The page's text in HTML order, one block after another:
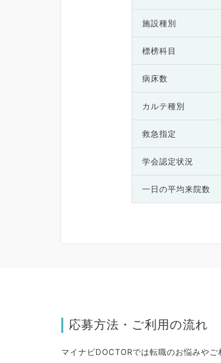
施設種別
標榜科目
病床数
カルテ種別
救急指定
学会認定状況
一日の平均来院数
応募方法・ご利用の流れ
マイナビDOCTORでは転職のお悩みや